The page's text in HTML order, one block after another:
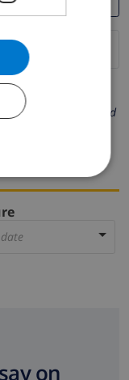
will never be shared
on